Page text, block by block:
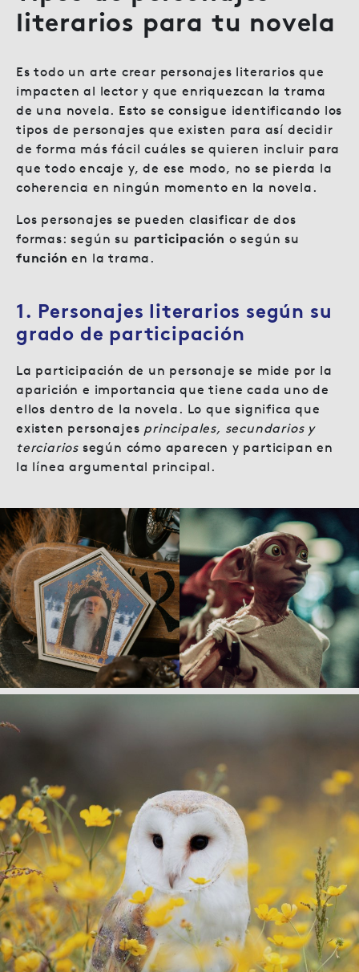
literarios para tu novela
Es todo un arte crear personajes literarios que
impacten al lector y que enriquezcan la trama
de una novela. Esto se consigue identificando los
tipos de personajes que existen para así decidir
de forma más fácil cuáles se quieren incluir para
que todo encaje y, de ese modo, no se pierda la
coherencia en ningún momento en la novela.
Los personajes se pueden clasificar de dos
formas: según su participación o según su
función en la trama.
1. Personajes literarios según su
grado de participación
La participación de un personaje se mide por la
aparición e importancia que tiene cada uno de
ellos dentro de la novela. Lo que significa que
existen personajes principales, secundarios y
terciarios según cómo aparecen y participan en
la línea argumental principal.